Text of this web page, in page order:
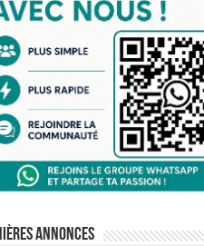
annonces